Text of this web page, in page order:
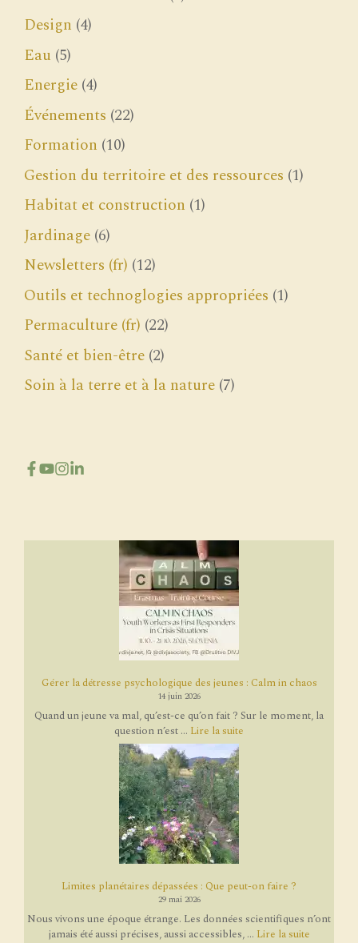
Design (4)
Eau (5)
Energie (4)
Événements (22)
Formation (10)
Gestion du territoire et des ressources (1)
Habitat et construction (1)
Jardinage (6)
Newsletters (fr) (12)
Outils et technoglogies appropriées (1)
Permaculture (fr) (22)
Santé et bien-être (2)
Soin à la terre et à la nature (7)
Gérer la détresse psychologique des jeunes : Calm in chaos
14 juin 2026
Quand un jeune va mal, qu’est-ce qu’on fait ? Sur le moment, la
question n’est ... Lire la suite
Limites planétaires dépassées : Que peut-on faire ?
29 mai 2026
Nous vivons une époque étrange. Les données scientifiques n’ont
jamais été aussi précises, aussi accessibles, ... Lire la suite